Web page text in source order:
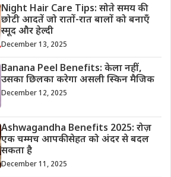
Night Hair Care Tips: सोते समय की
छोटी आदतें जो रातों-रात बालों को बनाएँ
स्मूद और हेल्दी
December 13, 2025
Banana Peel Benefits: केला नहीं,
उसका छिलका करेगा असली स्किन मैजिक
December 12, 2025
Ashwagandha Benefits 2025: रोज़
एक चम्मच आपकी सेहत को अंदर से बदल
सकता है
December 11, 2025